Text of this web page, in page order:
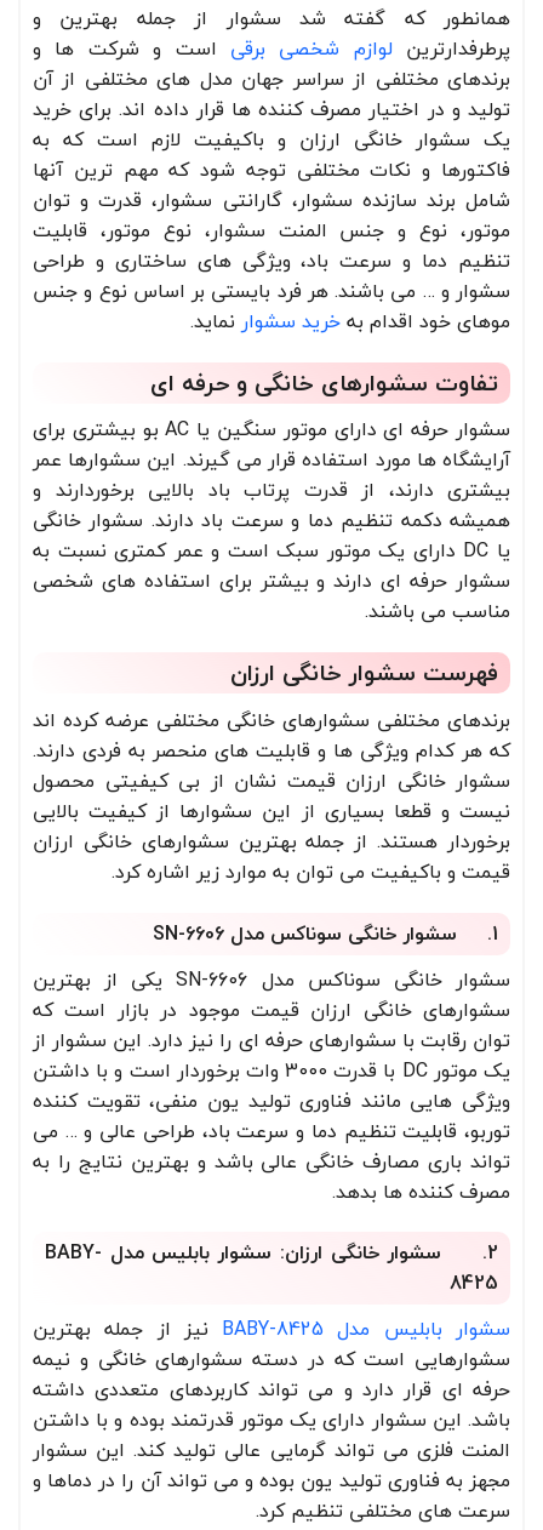
همانطور که گفته شد سشوار از جمله بهترین و
پرطرفدارترین لوازم شخصی برقی است و شرکت ها و
برندهای مختلفی از سراسر جهان مدل های مختلفی از آن
تولید و در اختیار مصرف کننده ها قرار داده اند. برای خرید
یک سشوار خانگی ارزان و باکیفیت لازم است که به
فاکتورها و نکات مختلفی توجه شود که مهم ترین آنها
شامل برند سازنده سشوار، گارانتی سشوار، قدرت و توان
موتور، نوع و جنس المنت سشوار، نوع موتور، قابلیت
تنظیم دما و سرعت باد، ویژگی های ساختاری و طراحی
سشوار و … می باشند. هر فرد بایستی بر اساس نوع و جنس
موهای خود اقدام بهخرید سشوار نماید.
تفاوت سشوارهای خانگی و حرفه ای
سشوار حرفه ای دارای موتور سنگین یا AC بو بیشتری برای
آرایشگاه ها مورد استفاده قرار می گیرند. این سشوارها عمر
بیشتری دارند، از قدرت پرتاب باد بالایی برخوردارند و
همیشه دکمه تنظیم دما و سرعت باد دارند. سشوار خانگی
یا DC دارای یک موتور سبک است و عمر کمتری نسبت به
سشوار حرفه ای دارند و بیشتر برای استفاده های شخصی
مناسب می باشند.
فهرست سشوار خانگی ارزان
برندهای مختلفی سشوارهای خانگی مختلفی عرضه کرده اند
که هر کدام ویژگی ها و قابلیت های منحصر به فردی دارند.
سشوار خانگی ارزان قیمت نشان از بی کیفیتی محصول
نیست و قطعا بسیاری از این سشوارها از کیفیت بالایی
برخوردار هستند. از جمله بهترین سشوارهای خانگی ارزان
قیمت و باکیفیت می توان به موارد زیر اشاره کرد.
1. سشوار خانگی سوناکس مدل SN-6606
سشوار خانگی سوناکس مدل SN-6606 یکی از بهترین
سشوارهای خانگی ارزان قیمت موجود در بازار است که
توان رقابت با سشوارهای حرفه ای را نیز دارد. این سشوار از
یک موتور DC با قدرت 3000 وات برخوردار است و با داشتن
ویژگی هایی مانند فناوری تولید یون منفی، تقویت کننده
توربو، قابلیت تنظیم دما و سرعت باد، طراحی عالی و … می
تواند باری مصارف خانگی عالی باشد و بهترین نتایج را به
مصرف کننده ها بدهد.
2. سشوار خانگی ارزان: سشوار بابلیس مدل BABY-
8425
سشوار بابلیس مدل BABY-8425
نیز از جمله بهترین
سشوارهایی است که در دسته سشوارهای خانگی و نیمه
حرفه ای قرار دارد و می تواند کاربردهای متعددی داشته
باشد. این سشوار دارای یک موتور قدرتمند بوده و با داشتن
المنت فلزی می تواند گرمایی عالی تولید کند. این سشوار
مجهز به فناوری تولید یون بوده و می تواند آن را در دماها و
سرعت های مختلفی تنظیم کرد.